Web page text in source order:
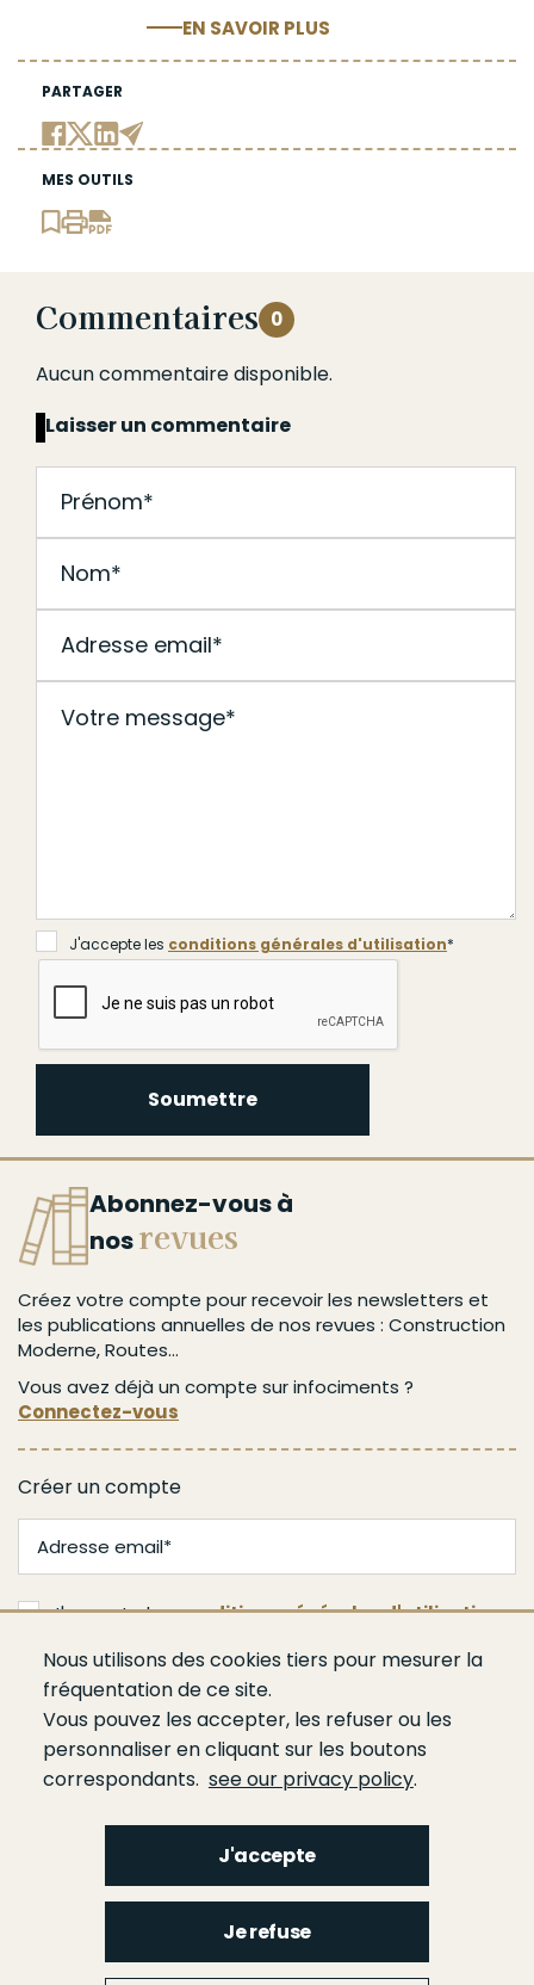
Nous utilisons des cookies tiers pour mesurer la
fréquentation de ce site.
Vous pouvez les accepter, les refuser ou les
personnaliser en cliquant sur les boutons
correspondants. see our privacy policy.
J'accepte
Je refuse
EN SAVOIR PLUS
PARTAGER
MES OUTILS
Commentaires 0
Aucun commentaire disponible.
Laisser un commentaire
J'accepte les conditions générales d'utilisation*
Soumettre
Abonnez-vous à
nosrevues
Créez votre compte pour recevoir les newsletters et
les publications annuelles de nos revues : Construction
Moderne, Routes...
Vous avez déjà un compte sur infociments ?
Connectez-vous
Créer un compte
J'accepte lesconditions générales d'utilisation
Je m'abonne
Footer
Qui sommes-nous ?Espace presseAgendaPublicationsBâtiment
CimentsLiants hydrauliques routiers